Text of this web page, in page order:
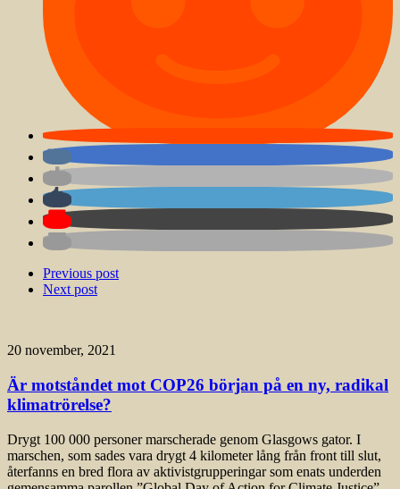
Previous post
Next post
20 november, 2021
Är motståndet mot COP26 början på en ny, radikal
klimatrörelse?
Drygt 100 000 personer marscherade genom Glasgows gator. I
marschen, som sades vara drygt 4 kilometer lång från front till slut,
återfanns en bred flora av aktivistgrupperingar som enats underden